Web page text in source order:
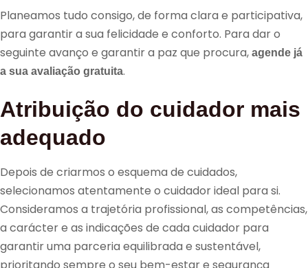
Planeamos tudo consigo, de forma clara e participativa,
para garantir a sua felicidade e conforto. Para dar o
seguinte avanço e garantir a paz que procura, agende já
a sua avaliação gratuita.
Atribuição do cuidador mais
adequado
Depois de criarmos o esquema de cuidados,
selecionamos atentamente o cuidador ideal para si.
Consideramos a trajetória profissional, as competências,
a carácter e as indicações de cada cuidador para
garantir uma parceria equilibrada e sustentável,